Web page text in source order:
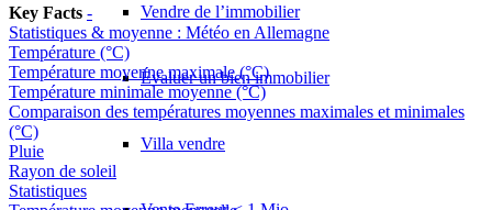
Vendre de l’immobilier
Évaluer un bien immobilier
Villa vendre
Key Facts -
Statistiques & moyenne : Météo en Allemagne
Température (°C)
Température moyenne maximale (°C)
Température minimale moyenne (°C)
Comparaison des températures moyennes maximales et minimales
(°C)
Pluie
Rayon de soleil
Statistiques